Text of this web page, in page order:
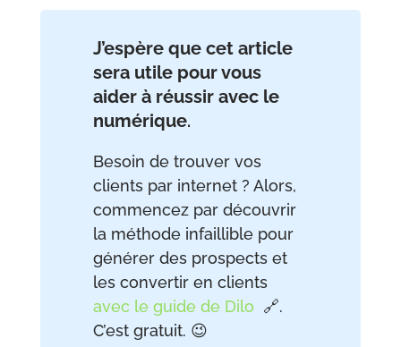
J’espère que cet article
sera utile pour vous
aider à réussir avec le
numérique.
Besoin de trouver vos
clients par internet ? Alors,
commencez par découvrir
la méthode infaillible pour
générer des prospects et
les convertir en clients
avec le guide de Dilo 🔗.
C’est gratuit. 😉